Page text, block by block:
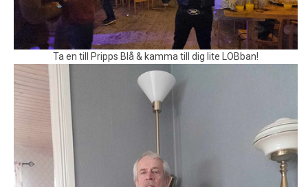
Ta en till Pripps Blå & kamma till dig lite LOBban!